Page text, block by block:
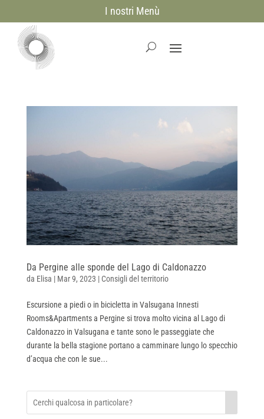
I nostri Menù
Da Pergine alle sponde del Lago di Caldonazzo
da Elisa | Mar 9, 2023 | Consigli del territorio
Escursione a piedi o in bicicletta in Valsugana Innesti
Rooms&Apartments a Pergine si trova molto vicina al Lago di
Caldonazzo in Valsugana e tante sono le passeggiate che
durante la bella stagione portano a camminare lungo lo specchio
d’acqua che con le sue...